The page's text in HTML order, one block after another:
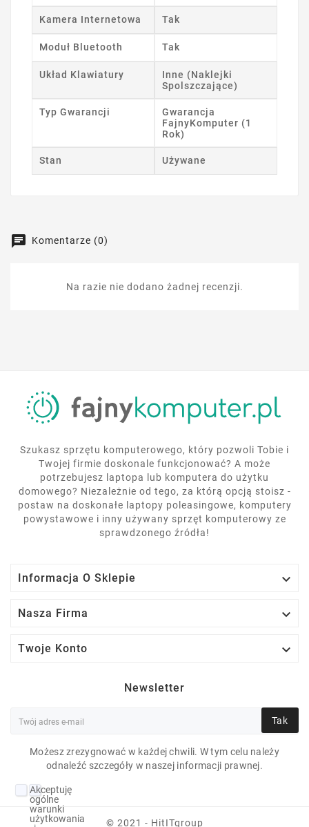
Kamera Internetowa Tak
Moduł Bluetooth Tak
Układ Klawiatury
Inne (Naklejki
Spolszczające)
Typ Gwarancji
Gwarancja
FajnyKomputer (1
Rok)
Stan Używane
Komentarze (0)
Na razie nie dodano żadnej recenzji.
Szukasz sprzętu komputerowego, który pozwoli Tobie i
Twojej firmie doskonale funkcjonować? A może
potrzebujesz laptopa lub komputera do użytku
domowego? Niezależnie od tego, za którą opcją stoisz -
postaw na doskonałe laptopy poleasingowe, komputery
powystawowe i inny używany sprzęt komputerowy ze
sprawdzonego źródła!
Informacja O Sklepie 
Nasza Firma 
Twoje Konto 
Newsletter
Tak
Możesz zrezygnować w każdej chwili. W tym celu należy
odnaleźć szczegóły w naszej informacji prawnej.
Akceptuję
ogólne
warunki
użytkowania
© 2021 - HitITgroup